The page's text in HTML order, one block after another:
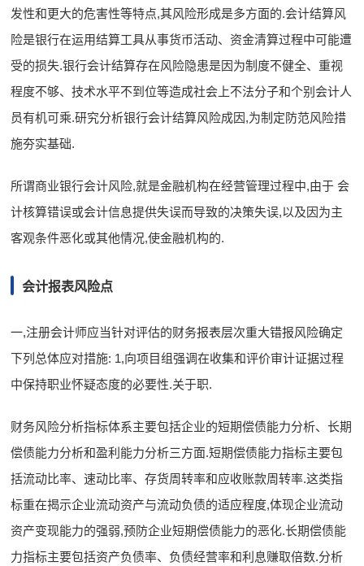
发性和更大的危害性等特点,其风险形成是多方面的.会计结算风
险是银行在运用结算工具从事货币活动、资金清算过程中可能遭
受的损失.银行会计结算存在风险隐患是因为制度不健全、重视
程度不够、技术水平不到位等造成社会上不法分子和个别会计人
员有机可乘.研究分析银行会计结算风险成因,为制定防范风险措
施夯实基础.
所谓商业银行会计风险,就是金融机构在经营管理过程中,由于 会
计核算错误或会计信息提供失误而导致的决策失误,以及因为主
客观条件恶化或其他情况,使金融机构的.
会计报表风险点
一,注册会计师应当针对评估的财务报表层次重大错报风险确定
下列总体应对措施: 1,向项目组强调在收集和评价审计证据过程
中保持职业怀疑态度的必要性.关于职.
财务风险分析指标体系主要包括企业的短期偿债能力分析、长期
偿债能力分析和盈利能力分析三方面.短期偿债能力指标主要包
括流动比率、速动比率、存货周转率和应收账款周转率.这类指
标重在揭示企业流动资产与流动负债的适应程度,体现企业流动
资产变现能力的强弱,预防企业短期偿债能力的恶化.长期偿债能
力指标主要包括资产负债率、负债经营率和利息赚取倍数.分析